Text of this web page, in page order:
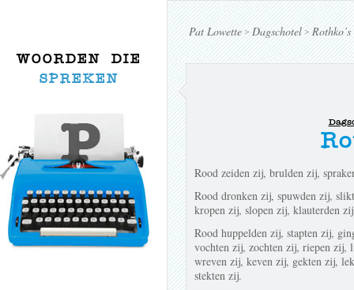
WOORDEN DIE
SPREKEN
Pat Lowette> Dagschotel >
Rood zeiden zij, brulden zij,
Rood dronken zij, spuwden zij,
kropen zij, slopen zij, klauterden
Rood huppelden zij, stapten zij,
vochten zij, zochten zij, riepen zij,
wreven zij, keven zij, gekten zij,
stekten zij.